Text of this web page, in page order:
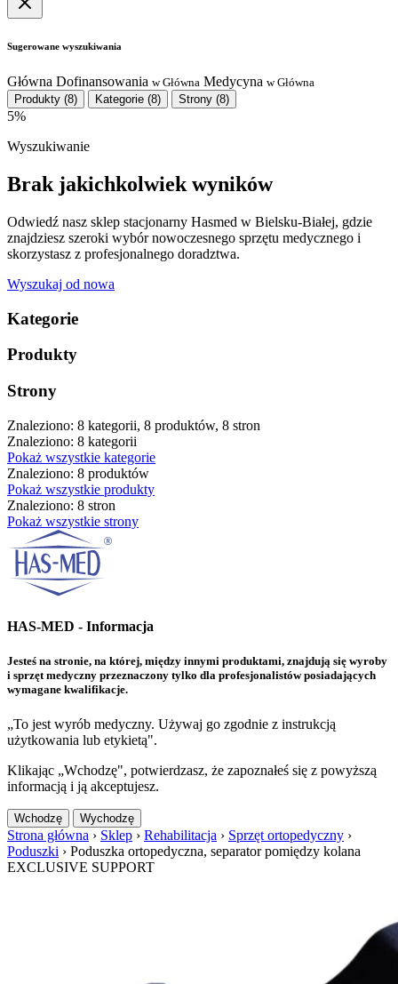
Sugerowane wyszukiwania
Główna Dofinansowania w Główna Medycyna w Główna
Produkty (8) Kategorie (8) Strony (8)
5%
Wyszukiwanie
Brak jakichkolwiek wyników
Odwiedź nasz sklep stacjonarny Hasmed w Bielsku-Białej, gdzie
znajdziesz szeroki wybór nowoczesnego sprzętu medycznego i
skorzystasz z profesjonalnego doradztwa.
Wyszukaj od nowa
Kategorie
Produkty
Strony
Znaleziono: 8 kategorii, 8 produktów, 8 stron
Znaleziono: 8 kategorii
Pokaż wszystkie kategorie
Znaleziono: 8 produktów
Pokaż wszystkie produkty
Znaleziono: 8 stron
Pokaż wszystkie strony
HAS-MED - Informacja
Jesteś na stronie, na której, między innymi produktami, znajdują się wyroby
i sprzęt medyczny przeznaczony tylko dla profesjonalistów posiadających
wymagane kwalifikacje.
„To jest wyrób medyczny. Używaj go zgodnie z instrukcją
użytkowania lub etykietą".
Klikając „Wchodzę", potwierdzasz, że zapoznałeś się z powyższą
informacją i ją akceptujesz.
Wchodzę Wychodzę
Strona główna › Sklep › Rehabilitacja › Sprzęt ortopedyczny ›
Poduszki › Poduszka ortopedyczna, separator pomiędzy kolana
EXCLUSIVE SUPPORT